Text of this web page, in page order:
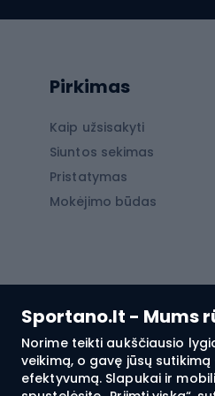
Sportano.lt - Mums
Norime teikti aukščiausio
veikimą, o gavę jūsų
efektyvumą. Slapukai ir
Žygio šortai
Neperpučiamos
Žygio marškinėliai
Terminiai apatiniai
Pirkimas
Kaip užsisakyti
Siuntos sekimas
Pristatymas
Mokėjimo būdas